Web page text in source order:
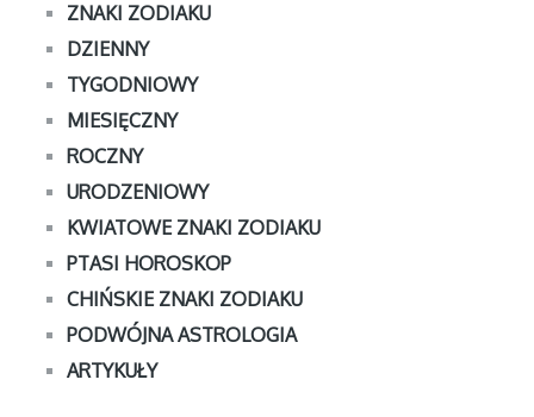
ZNAKI ZODIAKU
DZIENNY
TYGODNIOWY
MIESIĘCZNY
ROCZNY
URODZENIOWY
KWIATOWE ZNAKI ZODIAKU
PTASI HOROSKOP
CHIŃSKIE ZNAKI ZODIAKU
PODWÓJNA ASTROLOGIA
ARTYKUŁY